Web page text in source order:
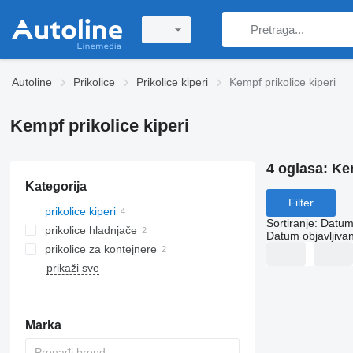
Autoline Prikolice Prikolice kiperi Kempf prikolice kiperi
Kempf prikolice kiperi
Kategorija
prikolice kiperi
prikolice hladnjače
prikolice za kontejnere
prikaži sve
Marka
4 oglasa:
Filter
Sortiranje:
Datum